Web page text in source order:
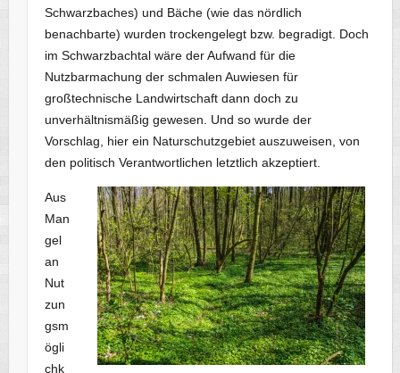
Schwarzbaches) und Bäche (wie das nördlich
benachbarte) wurden trockengelegt bzw. begradigt. Doch
im Schwarzbachtal wäre der Aufwand für die
Nutzbarmachung der schmalen Auwiesen für
großtechnische Landwirtschaft dann doch zu
unverhältnismäßig gewesen. Und so wurde der
Vorschlag, hier ein Naturschutzgebiet auszuweisen, von
den politisch Verantwortlichen letztlich akzeptiert.
Aus
Man
gel
an
Nut
zun
gsm
ögli
chk